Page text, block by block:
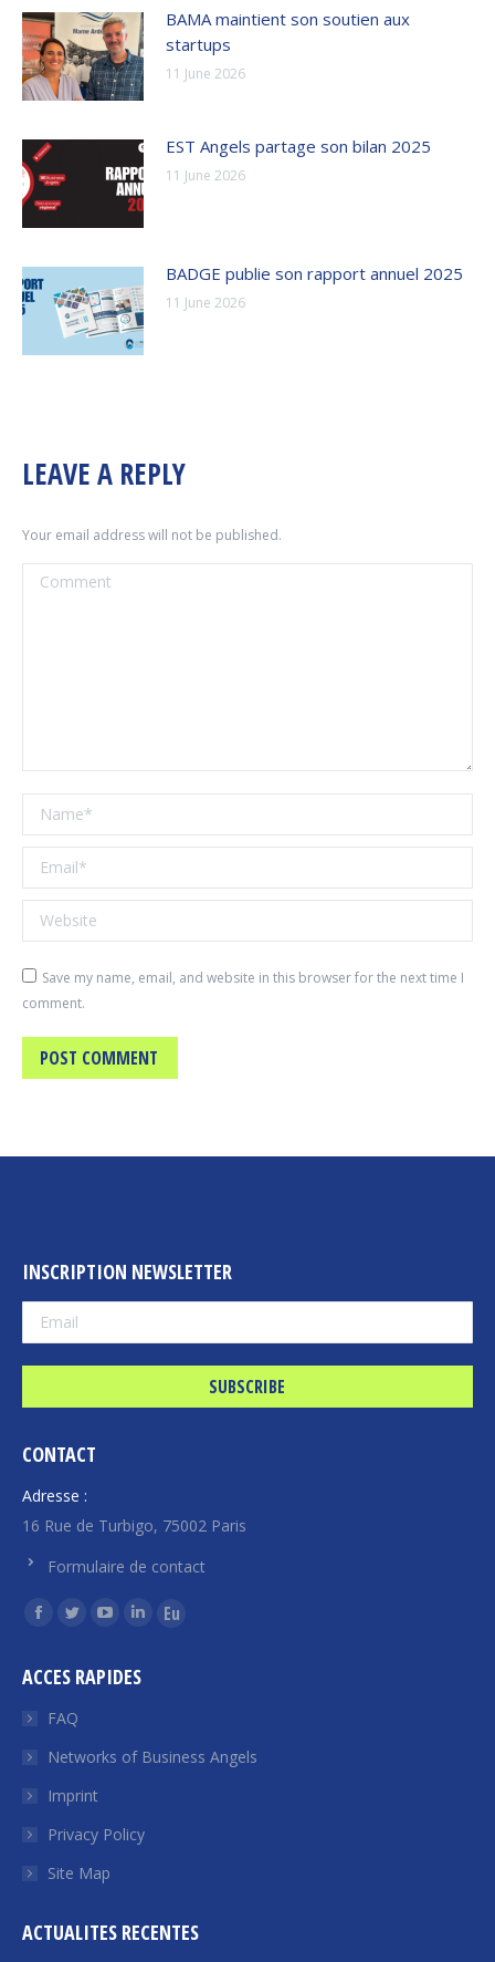
BAMA maintient son soutien aux
startups
11 June 2026
EST Angels partage son bilan 2025
11 June 2026
BADGE publie son rapport annuel 2025
11 June 2026
LEAVE A REPLY
Your email address will not be published.
Comment
Name *
Email *
Website
Save my name, email, and website in this browser for the next time I
comment.
POST COMMENT
INSCRIPTION NEWSLETTER
CONTACT
Adresse :
16 Rue de Turbigo, 75002 Paris
Formulaire de contact
Find us on:
Facebook
opens
window
Twitter
opens
in
window
YouTube
opens
window
Linkedin
opens
window
Euroquity
window
ACCES RAPIDES
FAQ
Networks of Business Angels
Imprint
Privacy Policy
Site Map
ACTUALITES RECENTES